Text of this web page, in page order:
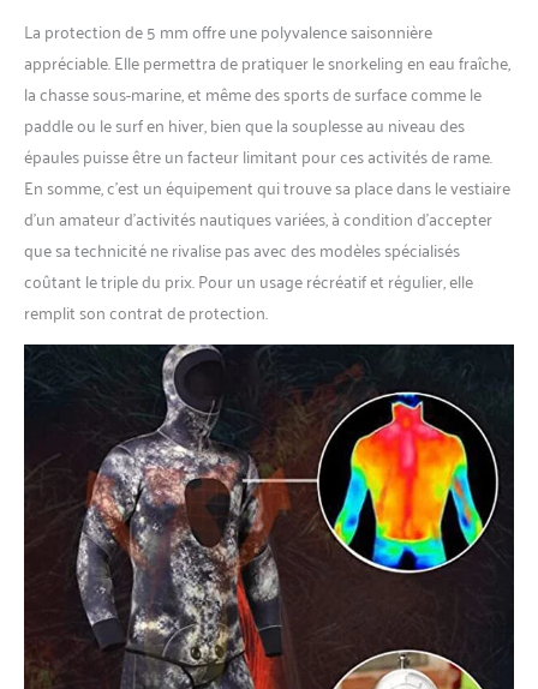
La protection de 5 mm offre une polyvalence saisonnière
appréciable. Elle permettra de pratiquer le snorkeling en eau fraîche,
la chasse sous-marine, et même des sports de surface comme le
paddle ou le surf en hiver, bien que la souplesse au niveau des
épaules puisse être un facteur limitant pour ces activités de rame.
En somme, c’est un équipement qui trouve sa place dans le vestiaire
d’un amateur d’activités nautiques variées, à condition d’accepter
que sa technicité ne rivalise pas avec des modèles spécialisés
coûtant le triple du prix. Pour un usage récréatif et régulier, elle
remplit son contrat de protection.